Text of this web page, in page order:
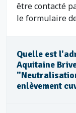
être contacté
le formulaire
Quelle est
Aquitaine
enlèvement